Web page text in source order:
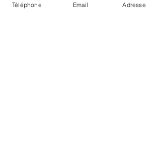
Téléphone Email Adresse